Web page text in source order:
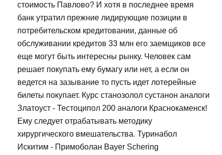
стоимость Павлово? И хотя в последнее время
банк утратил прежние лидирующие позиции в
потребительском кредитовании, данные об
обслуживании кредитов 33 млн его заемщиков все
еще могут быть интересны рынку. Человек сам
решает покупать ему бумагу или нет, а если он
ведется на зазывание то пусть идет лотерейные
билеты покупает. Курс станозолол сустанон аналоги
Златоуст - Тестоципол 200 аналоги Краснокаменск!
Ему следует отрабатывать методику
хирургического вмешательства. Туринабол
Искитим - Примоболан Bayer Schering